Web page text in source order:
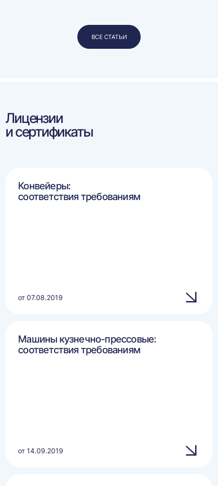
ВСЕ СТАТЬИ
Лицензии
и сертификаты
Конвейеры:
соответствия требованиям
от 07.08.2019
Машины кузнечно-прессовые:
соответствия требованиям
от 14.09.2019